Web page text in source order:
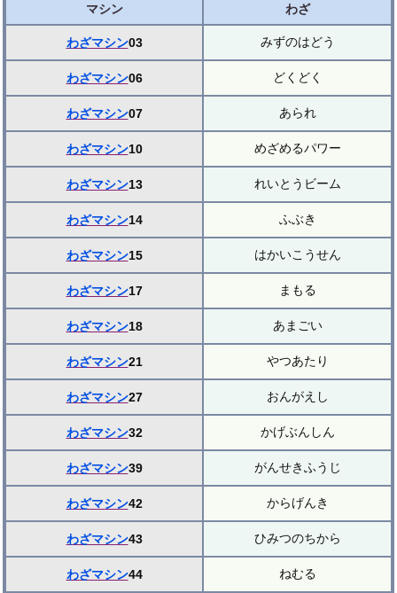
マシン わざ
わざマシン03 みずのはどう
わざマシン06 どくどく
わざマシン07 あられ
わざマシン10 めざめるパワー
わざマシン13 れいとうビーム
わざマシン14 ふぶき
わざマシン15 はかいこうせん
わざマシン17 まもる
わざマシン18 あまごい
わざマシン21 やつあたり
わざマシン27 おんがえし
わざマシン32 かげぶんしん
わざマシン39 がんせきふうじ
わざマシン42 からげんき
わざマシン43 ひみつのちから
わざマシン44 ねむる